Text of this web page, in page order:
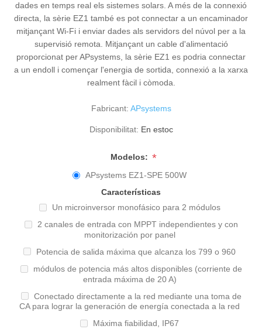
dades en temps real els sistemes solars. A més de la connexió
directa, la sèrie EZ1 també es pot connectar a un encaminador
mitjançant Wi-Fi i enviar dades als servidors del núvol per a la
supervisió remota. Mitjançant un cable d'alimentació
proporcionat per APsystems, la sèrie EZ1 es podria connectar
a un endoll i començar l'energia de sortida, connexió a la xarxa
realment fàcil i còmoda.
Fabricant: APsystems
Disponibilitat: En estoc
Modelos: *
APsystems EZ1-SPE 500W
Características
Un microinversor monofásico para 2 módulos
2 canales de entrada con MPPT independientes y con
monitorización por panel
Potencia de salida máxima que alcanza los 799 o 960
módulos de potencia más altos disponibles (corriente de
entrada máxima de 20 A)
Conectado directamente a la red mediante una toma de
CA para lograr la generación de energía conectada a la red
Máxima fiabilidad, IP67